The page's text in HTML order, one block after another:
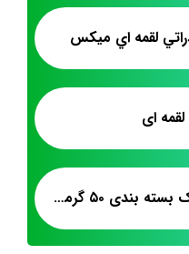
لقمه اي ميکس
ای
خرید عمده پشمک بسته بندی ۵۰ گرمی